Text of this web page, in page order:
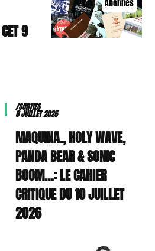
Abonnés
/SORTIES
8 JUILLET 2026
MAQUINA., HOLY WAVE,
PANDA BEAR & SONIC
BOOM…: LE CAHIER
CRITIQUE DU 10 JUILLET
2026